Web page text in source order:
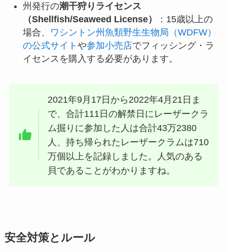
州発行の潮干狩りライセンス
（Shellfish/Seaweed License）
：15歳以上の
場合、
ワシントン州魚類野生生物局（WDFW）
の公式サイト や参加小売店でフィッシング・ラ
イセンスを購入する必要があります。
2021年9月17日から2022年4月21日ま
で、合計111日の解禁日にレーザークラ
ム掘りに参加した人は合計43万2380
人、持ち帰られたレーザークラムは710
万個以上を記録しました。人気のある
貝であることがわかりますね。
安全対策とルール